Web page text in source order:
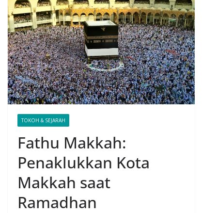
TOKOH & SEJARAH
Fathu Makkah:
Penaklukkan Kota
Makkah saat
Ramadhan